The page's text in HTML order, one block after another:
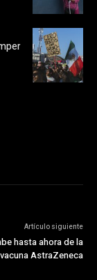
Artículo siguiente
hasta ahora de la
vacuna AstraZeneca